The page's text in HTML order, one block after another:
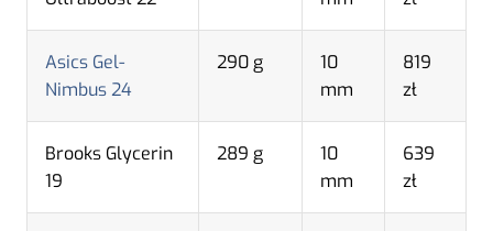
Asics Gel-
Nimbus 24
290 g
10
mm
819
zł
Brooks Glycerin
19
289 g
10
mm
639
zł